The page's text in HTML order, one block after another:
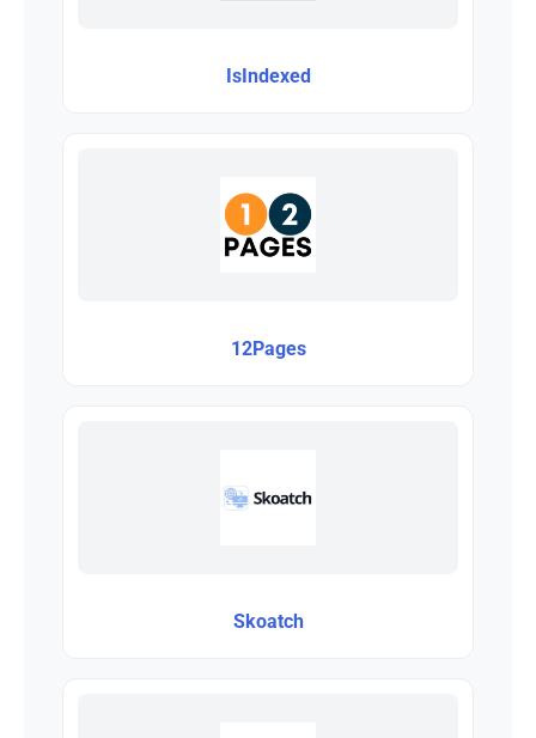
IsIndexed
12Pages
Skoatch